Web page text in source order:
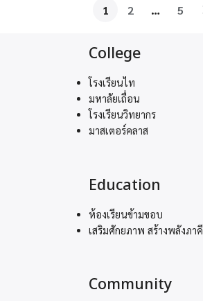
1 2 … 5
College
โรงเรียนไท
มหาลัยเถื่อน
โรงเรียนวิทยากร
มาสเตอร์คลาส
Education
ห้องเรียนข้ามขอบ
เสริมศักยภาพ สร้างพลังภาคี
Community